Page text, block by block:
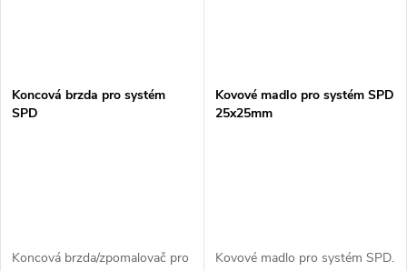
Koncová brzda pro systém
SPD
Koncová brzda/zpomalovač pro
Kovové madlo pro systém SPD
25x25mm
Kovové madlo pro systém SPD.